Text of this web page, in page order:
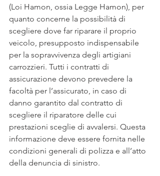
(Loi Hamon, ossia Legge Hamon), per
quanto concerne la possibilità di
scegliere dove far riparare il proprio
veicolo, presupposto indispensabile
per la sopravvivenza degli artigiani
carrozzieri. Tutti i contratti di
assicurazione devono prevedere la
facoltà per l’assicurato, in caso di
danno garantito dal contratto di
scegliere il riparatore delle cui
prestazioni sceglie di avvalersi. Questa
informazione deve essere fornita nelle
condizioni generali di polizza e all’atto
della denuncia di sinistro.